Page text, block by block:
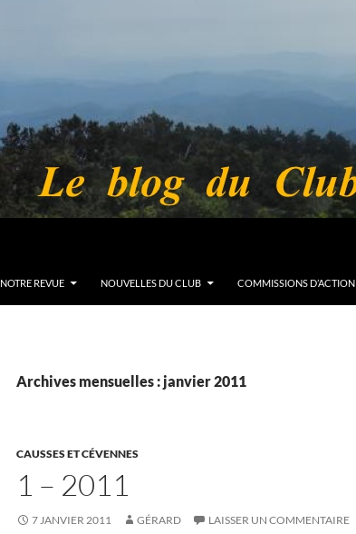
NOTRE REVUE NOUVELLES DU CLUB COMMISSIONS D’ACTION
Archives mensuelles : janvier 2011
CAUSSES ET CÉVENNES
1 – 2011
7 JANVIER 2011 GÉRARD LAISSER UN COMMENTAIRE